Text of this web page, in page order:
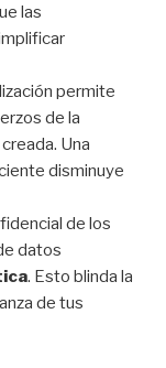
las
permite
de la
Una
disminuye
de los
datos
. Esto blinda la
de tus